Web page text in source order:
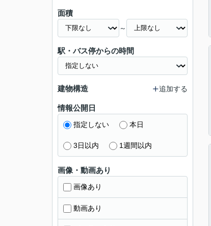
面積
～
駅・バス停からの時間
建物構造 追加する
情報公開日
指定しない 本日
3日以内 1週間以内
画像・動画あり
画像あり
動画あり